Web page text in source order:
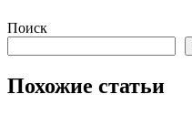
Перейти
содержимому
Поиск
Похожие статьи